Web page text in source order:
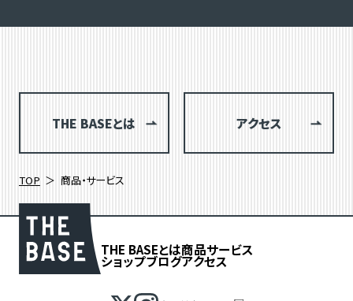
THE BASEとは アクセス
TOP 商品・サービス
THE BASEとは商品サービス
ショップブログアクセス